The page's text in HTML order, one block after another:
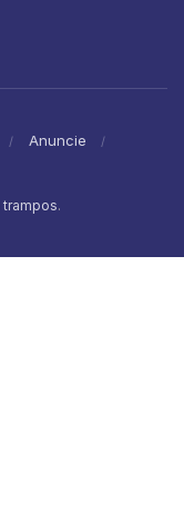
Anuncie
trampos.